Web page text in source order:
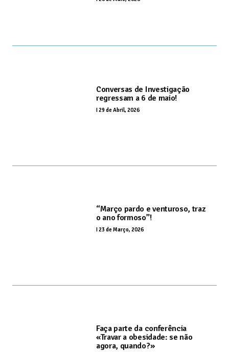
Conversas de Investigação
regressam a 6 de maio!
I29 de Abril, 2026
“Março pardo e venturoso, traz
o ano formoso”!
23 de Março, 2026
Faça parte da conferência
«Travar a obesidade: se não
agora, quando?»